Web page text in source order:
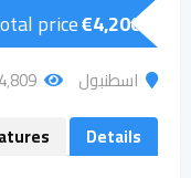
€4,200
price
اسطنبول
4٬809 views
Details